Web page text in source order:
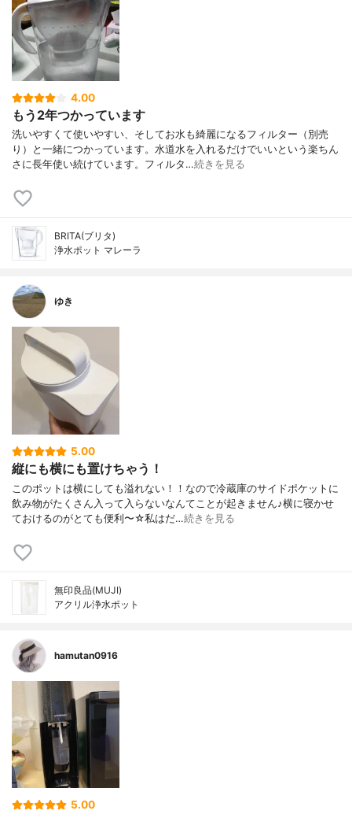
4.00
もう2年つかっています
洗いやすくて使いやすい、そしてお水も綺麗になるフィルター（別売
り）と一緒につかっています。水道水を入れるだけでいいという楽ちん
さに長年使い続けています。フィルタ…続きを見る
BRITA(ブリタ)
浄水ポット マレーラ
ゆき
5.00
縦にも横にも置けちゃう！
このポットは横にしても溢れない！！なので冷蔵庫のサイドポケットに
飲み物がたくさん入って入らないなんてことが起きません♪横に寝かせ
ておけるのがとても便利〜☆私はだ…続きを見る
無印良品(MUJI)
アクリル浄水ポット
hamutan0916
5.00